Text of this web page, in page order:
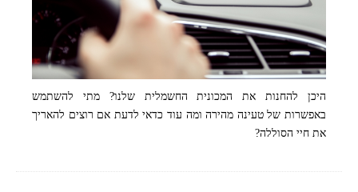
היכן להחנות את המכונית החשמלית שלנו? מתי להשתמש
באפשרות של טעינה מהירה ומה עוד כדאי לדעת אם רוצים להאריך
את חיי הסוללה?